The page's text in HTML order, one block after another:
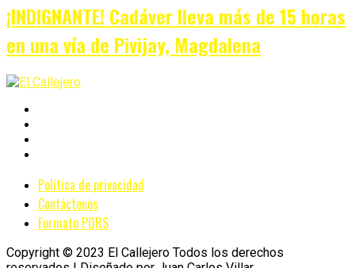
¡INDIGNANTE! Cadáver lleva más de 15 horas
en una vía de Pivijay, Magdalena
Política de privacidad
Contáctenos
Formato PQRS
Copyright © 2023 El Callejero Todos los derechos